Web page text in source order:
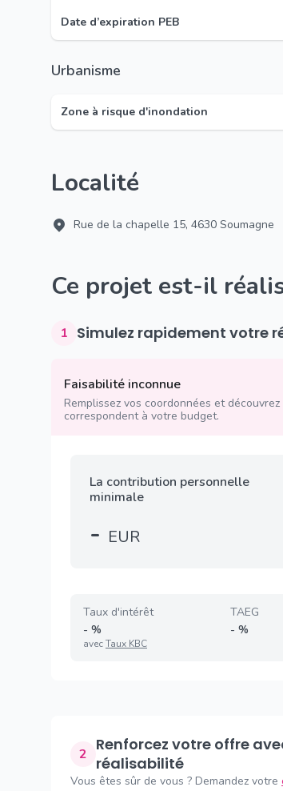
Date d’expiration PEB
Urbanisme
Zone à risque d'inondation
Localité
Rue de la chapelle 15, 4630 Soumagne
Ce projet est-il
1 Simulez rapidement votre
Faisabilité inconnue
Remplissez vos coordonnées et
correspondent à votre budget.
La contribution personnelle
minimale
- EUR
Taux d'intérêt
- %
avecTaux KBC
TAEG
- %
2 Renforcez votre offre avec un certificat de
réalisabilité
Vous êtes sûr de vous ? Demandez votre